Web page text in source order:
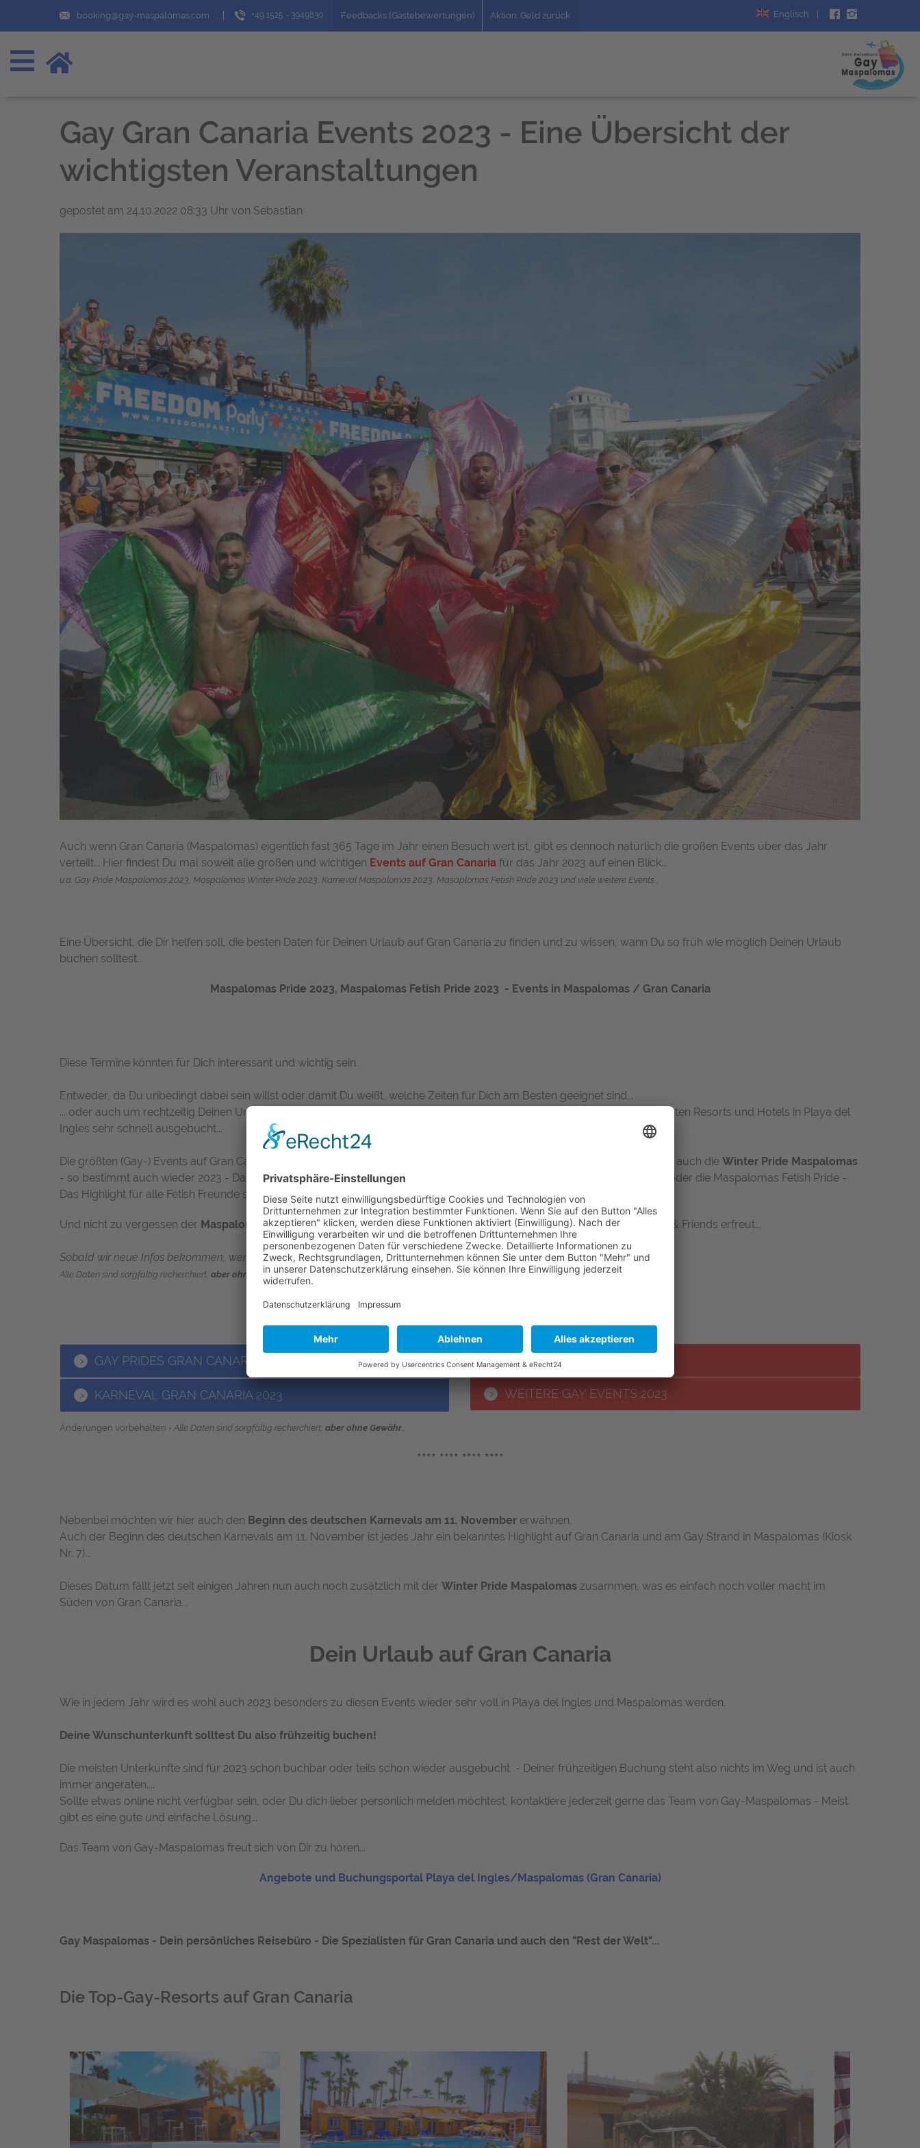
booking@gay-maspalomas.com +49 1525 - 3949830 Feedbacks (Gästebewertungen) Aktion: Geld zurück Englisch
Gay Gran Canaria Events 2023 - Eine Übersicht der
wichtigsten Veranstaltungen
gepostet am 24.10.2022 08:33 Uhr von Sebastian
Auch wenn Gran Canaria (Maspalomas) eigentlich fast 365 Tage im Jahr einen Besuch wert ist, gibt es dennoch natürlich die großen Events über das Jahr
verteilt... Hier findest Du mal soweit alle großen und wichtigen Events auf Gran Canaria für das Jahr 2023 auf einen Blick...
u.a. Gay Pride Maspalomas 2023, Maspalomas Winter Pride 2023, Karneval Maspalomas 2023, Masaplomas Fetish Pride 2023 und viele weitere Events...
Eine Übersicht, die Dir helfen soll, die besten Daten für Deinen Urlaub auf Gran Canaria zu finden und zu wissen, wann Du so früh wie möglich Deinen Urlaub
buchen solltest...
Maspalomas Pride 2023, Maspalomas Fetish Pride 2023 - Events in Maspalomas / Gran Canaria
Diese Termine könnten für Dich interessant und wichtig sein.
Entweder, da Du unbedingt dabei sein willst oder damit Du weißt, welche Zeiten für Dich am Besten geeignet sind...
... oder auch um rechtzeitig Deinen Urlaub zu planen, denn besonders zu den großen Events sind die beliebten und bekannten Resorts und Hotels in Playa del
Ingles sehr schnell ausgebucht...
Die größten (Gay-) Events auf Gran Canaria sind natürlich in jedem Jahr die und seit 2014 auch die Winter Pride Maspalomas
- so bestimmt auch wieder 2023 - Dann natürlich auch das Freedom Festival, die Maspalomas Summer Fiesta im August oder die Maspalomas Fetish Pride -
Das Highlight für alle Fetish Freunde seit vielen Jahren im Oktober!
Und nicht zu vergessen der Maspalomas Bear Carnival, der sich seit einigen Jahren immer größerer Beliebtheit bei Bears & Friends erfreut...
Sobald wir neue Infos bekommen, werden wir dies hier natürlich immer updaten -
Alle Daten sind sorgfältig recherchiert, aber ohne Gewähr...
Gay Events Gran Canaria 2023
GAY PRIDES GRAN CANARIA 2023
KARNEVAL GRAN CANARIA 2023
GAY SOMMER EVENTS 2023
WEITERE GAY EVENTS 2023
Änderungen vorbehalten -Alle Daten sind sorgfältig recherchiert, aber ohne Gewähr
**** **** **** ****
Nebenbei möchten wir hier auch den Beginn des deutschen Karnevals am 11. November erwähnen.
Auch der Beginn des deutschen Karnevals am 11. November ist jedes Jahr ein bekanntes Highlight auf Gran Canaria und am Gay Strand in Maspalomas (Kiosk
Nr. 7)...
Dieses Datum fällt jetzt seit einigen Jahren nun auch noch zusätzlich mit der Winter Pride Maspalomas zusammen, was es einfach noch voller macht im
Süden von Gran Canaria...
Dein Urlaub auf Gran Canaria
Wie in jedem Jahr wird es wohl auch 2023 besonders zu diesen Events wieder sehr voll in Playa del Ingles und Maspalomas werden.
Deine Wunschunterkunft solltest Du also frühzeitig buchen!
Die meisten Unterkünfte sind für 2023 schon buchbar oder teils schon wieder ausgebucht - Deiner frühzeitigen Buchung steht also nichts im Weg und ist auch
immer angeraten....
Sollte etwas online nicht verfügbar sein, oder Du dich lieber persönlich melden möchtest, kontaktiere jederzeit gerne das Team von Gay-Maspalomas - Meist
gibt es eine gute und einfache Lösung...
Das Team von Gay-Maspalomas freut sich von Dir zu hören...
Angebote und Buchungsportal Playa del Ingles/Maspalomas (Gran Canaria)
Gay Maspalomas - Dein persönliches Reisebüro - Die Spezialisten für Gran Canaria und auch den "Rest der Welt"...
Die Top-Gay-Resorts auf Gran Canaria